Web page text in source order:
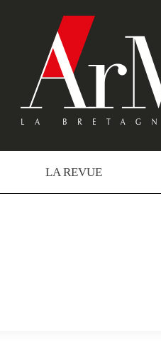
LA REVUE